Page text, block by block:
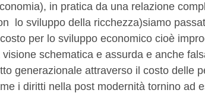
in pratica da una relazione
lo sviluppo della ricchezza)siamo
per lo sviluppo economico cioè
schematica e assurda e anche
generazionale attraverso il costo delle
i diritti nella post modernità tornino ad